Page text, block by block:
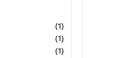
(1)
(1)
(1)